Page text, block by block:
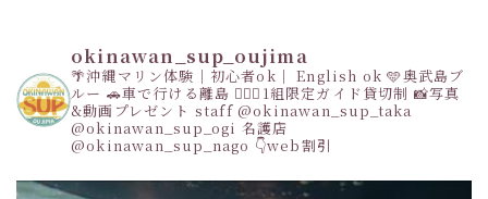
okinawan_sup_oujima
🌴沖縄マリン体験｜初心者ok｜ English ok 🩵奥武島ブ
ルー 🚗車で行ける離島 👩‍❤️‍👩1組限定ガイド貸切制 📸写真
&動画プレゼント staff@okinawan_sup_taka
@okinawan_sup_ogi 名護店
@okinawan_sup_nago 👇web割引